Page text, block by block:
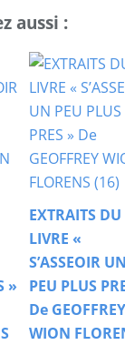
aussi :
»
EXTRAITS DU
LIVRE «
S’ASSEOIR UN
PEU PLUS
De GEOFFREY
WION